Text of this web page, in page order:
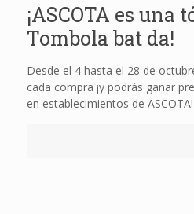
¡ASCOTA es una
Tombola bat da!
Desde el 4 hasta el 28 de
cada compra ¡y podrás ganar
en establecimientos de ASCOTA!